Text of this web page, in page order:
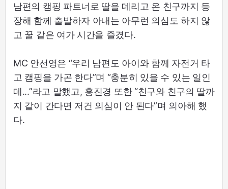
남편의 캠핑 파트너로 딸을 데리고 온 친구까지 등
장해 함께 출발하자 아내는 아무런 의심도 하지 않
고 꿀 같은 여가 시간을 즐겼다.
MC 안선영은 “우리 남편도 아이와 함께 자전거 타
고 캠핑을 가곤 한다”며 “충분히 있을 수 있는 일인
데...”라고 말했고, 홍진경 또한 “친구와 친구의 딸까
지 같이 간다면 저건 의심이 안 된다”며 의아해 했
다.